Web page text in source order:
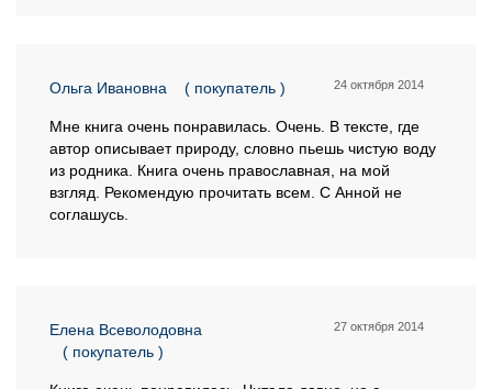
Ольга Ивановна ( покупатель ) 24 октября 2014
Мне книга очень понравилась. Очень. В тексте, где
автор описывает природу, словно пьешь чистую воду
из родника. Книга очень православная, на мой
взгляд. Рекомендую прочитать всем. С Анной не
соглашусь.
Елена Всеволодовна
( покупатель )
27 октября 2014